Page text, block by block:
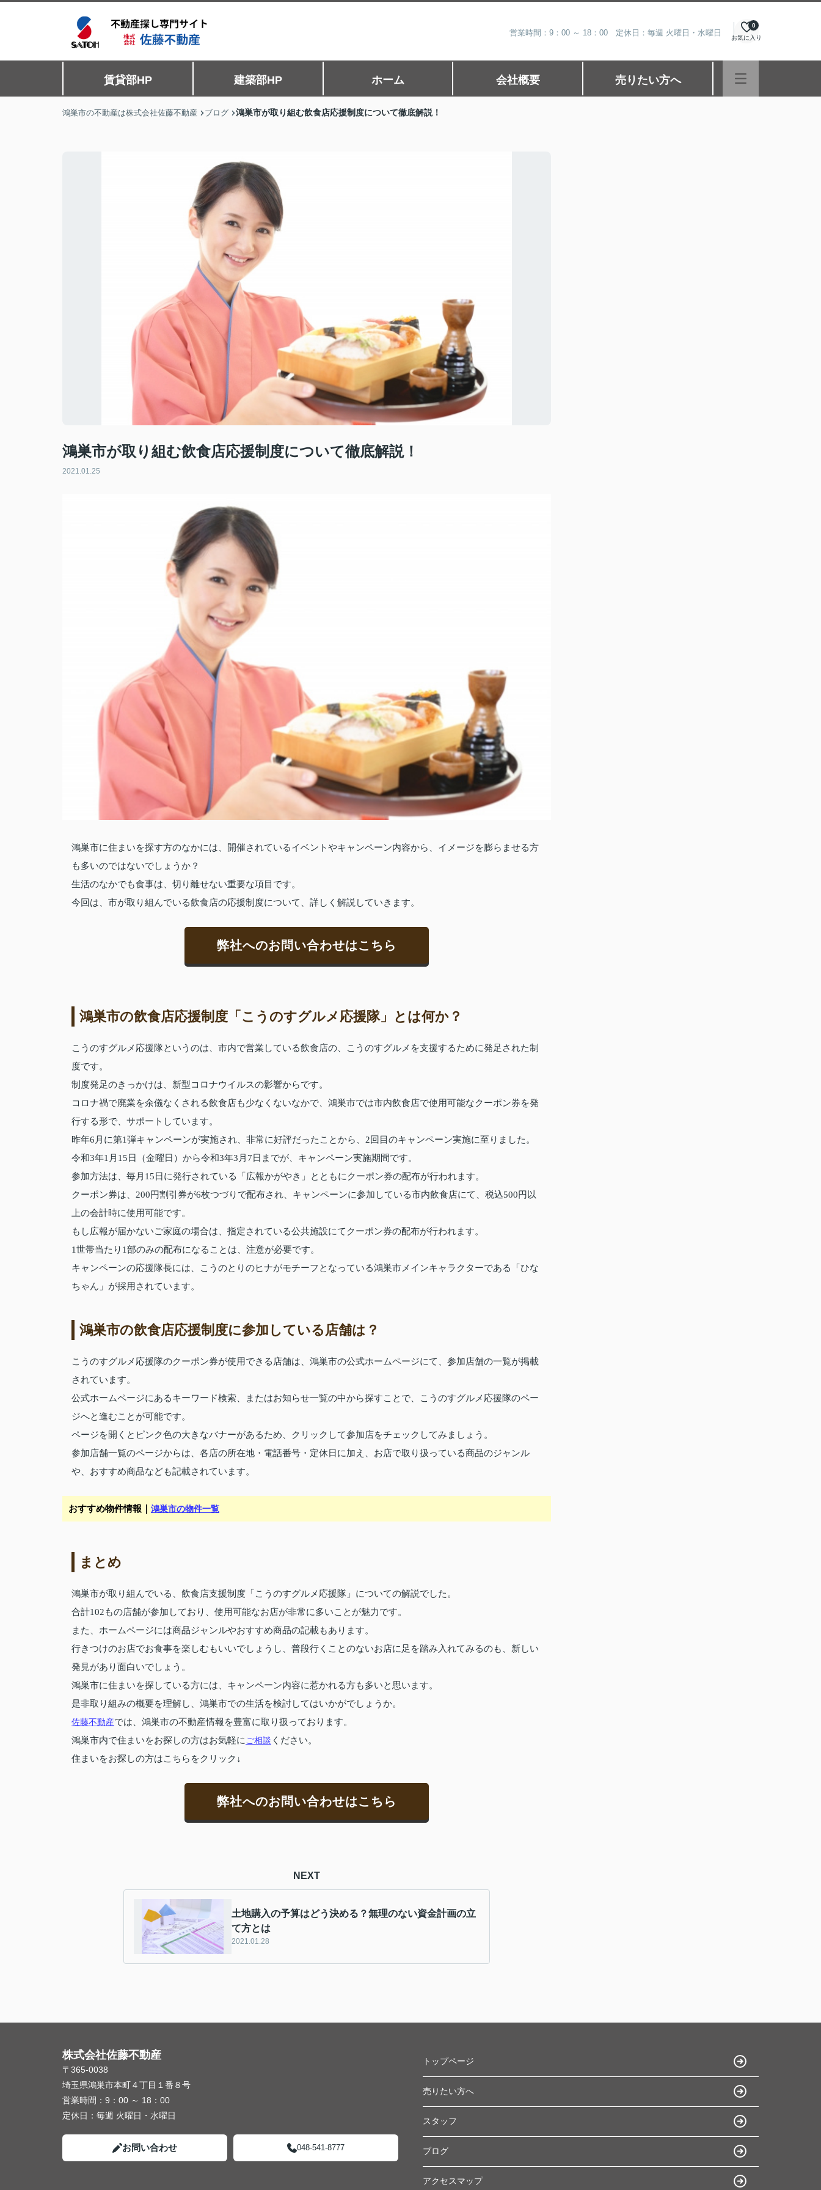
営業時間：9：00 ～ 18：00 定休日：毎週 火曜日・水曜日 お気に入り
0
賃貸部HP 建築部HP ホーム 会社概要 売りたい方へ
鴻巣市の不動産は株式会社佐藤不動産 ブログ 鴻巣市が取り組む飲食店応援制度について徹底解説！
鴻巣市が取り組む飲食店応援制度について徹底解説！
2021.01.25
鴻巣市に住まいを探す方のなかには、開催されているイベントやキャンペーン内容から、イメージを膨らませる方
も多いのではないでしょうか？
生活のなかでも食事は、切り離せない重要な項目です。
今回は、市が取り組んでいる飲食店の応援制度について、詳しく解説していきます。
弊社へのお問い合わせはこちら
鴻巣市の飲食店応援制度「こうのすグルメ応援隊」とは何か？
こうのすグルメ応援隊というのは、市内で営業している飲食店の、こうのすグルメを支援するために発足された制
度です。
制度発足のきっかけは、新型コロナウイルスの影響からです。
コロナ禍で廃業を余儀なくされる飲食店も少なくないなかで、鴻巣市では市内飲食店で使用可能なクーポン券を発
行する形で、サポートしています。
昨年6月に第1弾キャンペーンが実施され、非常に好評だったことから、2回目のキャンペーン実施に至りました。
令和3年1月15日（金曜日）から令和3年3月7日までが、キャンペーン実施期間です。
参加方法は、毎月15日に発行されている「広報かがやき」とともにクーポン券の配布が行われます。
クーポン券は、200円割引券が6枚つづりで配布され、キャンペーンに参加している市内飲食店にて、税込500円以
上の会計時に使用可能です。
もし広報が届かないご家庭の場合は、指定されている公共施設にてクーポン券の配布が行われます。
1世帯当たり1部のみの配布になることは、注意が必要です。
キャンペーンの応援隊長には、こうのとりのヒナがモチーフとなっている鴻巣市メインキャラクターである「ひな
ちゃん」が採用されています。
鴻巣市の飲食店応援制度に参加している店舗は？
こうのすグルメ応援隊のクーポン券が使用できる店舗は、鴻巣市の公式ホームページにて、参加店舗の一覧が掲載
されています。
公式ホームページにあるキーワード検索、またはお知らせ一覧の中から探すことで、こうのすグルメ応援隊のペー
ジへと進むことが可能です。
ページを開くとピンク色の大きなバナーがあるため、クリックして参加店をチェックしてみましょう。
参加店舗一覧のページからは、各店の所在地・電話番号・定休日に加え、お店で取り扱っている商品のジャンル
や、おすすめ商品なども記載されています。
おすすめ物件情報｜ 鴻巣市の物件一覧
まとめ
鴻巣市が取り組んでいる、飲食店支援制度「こうのすグルメ応援隊」についての解説でした。
合計102もの店舗が参加しており、使用可能なお店が非常に多いことが魅力です。
また、ホームページには商品ジャンルやおすすめ商品の記載もあります。
行きつけのお店でお食事を楽しむもいいでしょうし、普段行くことのないお店に足を踏み入れてみるのも、新しい
発見があり面白いでしょう。
鴻巣市に住まいを探している方には、キャンペーン内容に惹かれる方も多いと思います。
是非取り組みの概要を理解し、鴻巣市での生活を検討してはいかがでしょうか。
佐藤不動産では、鴻巣市の不動産情報を豊富に取り扱っております。
鴻巣市内で住まいをお探しの方はお気軽に ご相談 ください。
住まいをお探しの方はこちらをクリック↓
弊社へのお問い合わせはこちら
NEXT
土地購入の予算はどう決める？無理のない資金計画の立
て方とは
2021.01.28
株式会社佐藤不動産
〒365-0038
埼玉県鴻巣市本町４丁目１番８号
営業時間： 9：00 ～ 18：00
定休日： 毎週 火曜日・水曜日
お問い合わせ 048-541-8777
トップページ
売りたい方へ
スタッフ
ブログ
アクセスマップ